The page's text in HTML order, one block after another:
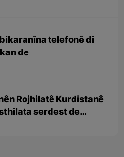
telefonê di
de
Rojhilatê Kurdistanê
serdest de